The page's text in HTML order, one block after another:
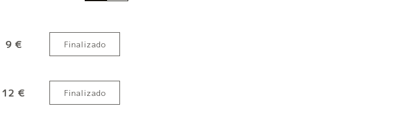
9 € Finalizado
12 € Finalizado